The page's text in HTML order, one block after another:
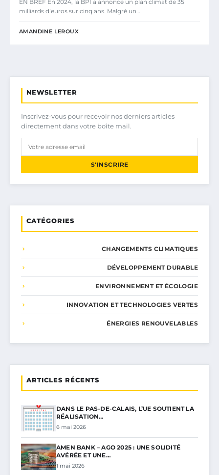
EN BREF En 2024, la BPI a annoncé un plan climat de 35
milliards d’euros sur cinq ans. Malgré un…
AMANDINE LEROUX
NEWSLETTER
Inscrivez-vous pour recevoir nos derniers articles
directement dans votre boîte mail.
S'INSCRIRE
CATÉGORIES
CHANGEMENTS CLIMATIQUES
DÉVELOPPEMENT DURABLE
ENVIRONNEMENT ET ÉCOLOGIE
INNOVATION ET TECHNOLOGIES VERTES
ÉNERGIES RENOUVELABLES
ARTICLES RÉCENTS
DANS LE PAS-DE-CALAIS, L’UE SOUTIENT LA
RÉALISATION…
6 mai 2026
AMEN BANK – AGO 2025 : UNE SOLIDITÉ
AVÉRÉE ET UNE…
1 mai 2026